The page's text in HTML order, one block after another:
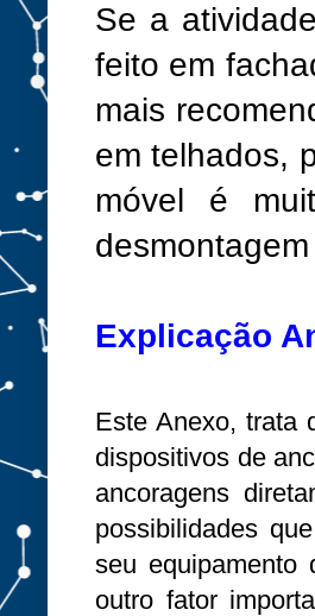
Se a
feito em
mais
em telhados,
móvel é
Explicação
Este Anexo, trata
dispositivos de
ancoragens
possibilidades
seu equipamento
outro fator